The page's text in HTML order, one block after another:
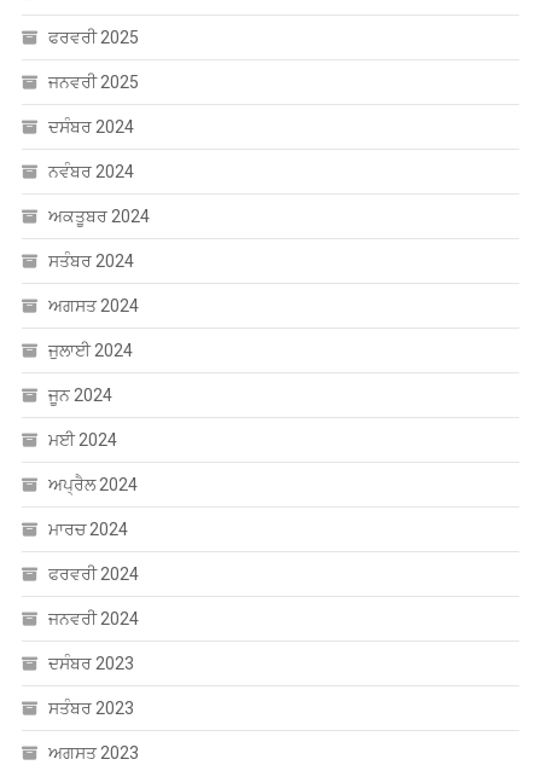
ਫਰਵਰੀ 2025
ਜਨਵਰੀ 2025
ਦਸੰਬਰ 2024
ਨਵੰਬਰ 2024
ਅਕਤੂਬਰ 2024
ਸਤੰਬਰ 2024
ਅਗਸਤ 2024
ਜੁਲਾਈ 2024
ਜੂਨ 2024
ਮਈ 2024
ਅਪ੍ਰੈਲ 2024
ਮਾਰਚ 2024
ਫਰਵਰੀ 2024
ਜਨਵਰੀ 2024
ਦਸੰਬਰ 2023
ਸਤੰਬਰ 2023
ਅਗਸਤ 2023